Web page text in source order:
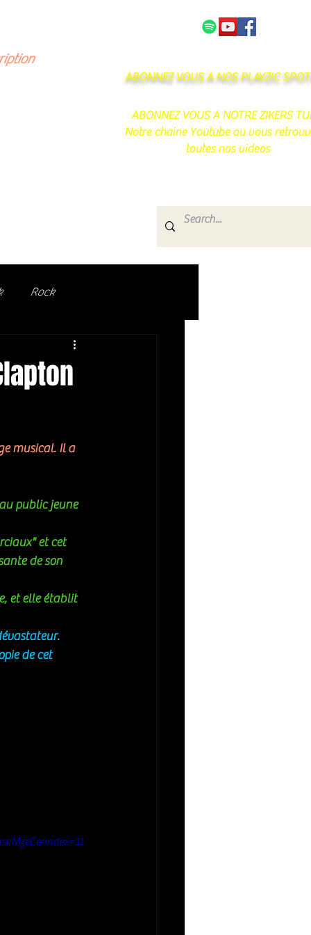
ABONNEZ VOUS A NOS PLAYZIC
ABONNEZ VOUS A NOTRE ZIKERS
Notre chaine Youtube ou vous
toutes nos videos
de passionnés !
Rock
musical. Il a
public jeune
et cet
de son
et elle établit
de cet